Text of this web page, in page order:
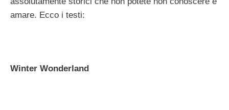
amare. Ecco i testi:
Winter Wonderland